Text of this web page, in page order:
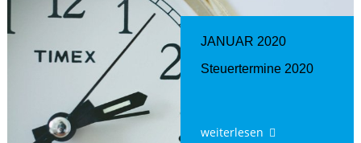
JANUAR 2020
Steuertermine 2020
weiterlesen